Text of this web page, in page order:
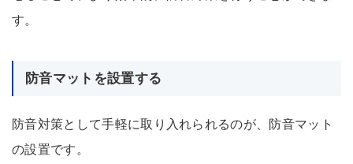
す。
防音マットを設置する
防音対策として手軽に取り入れられるのが、防音マット
の設置です。